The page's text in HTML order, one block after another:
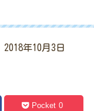
2018年10月3日
Pocket 0